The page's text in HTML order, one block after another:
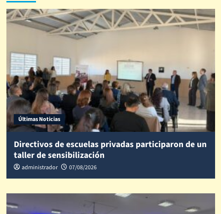
Últimas Noticias
Directivos de escuelas privadas participaron de un
taller de sensibilización
administrador 07/08/2026